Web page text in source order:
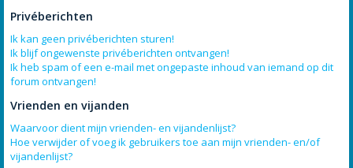
Privéberichten
Ik kan geen privéberichten sturen!
Ik blijf ongewenste privéberichten ontvangen!
Ik heb spam of een e-mail met ongepaste inhoud van iemand op dit
forum ontvangen!
Vrienden en vijanden
Waarvoor dient mijn vrienden- en vijandenlijst?
Hoe verwijder of voeg ik gebruikers toe aan mijn vrienden- en/of
vijandenlijst?